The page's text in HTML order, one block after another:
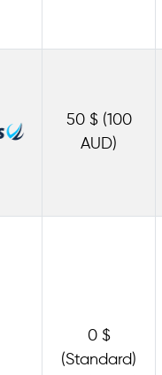
50 $ (100
AUD)
0 $
(Standard)